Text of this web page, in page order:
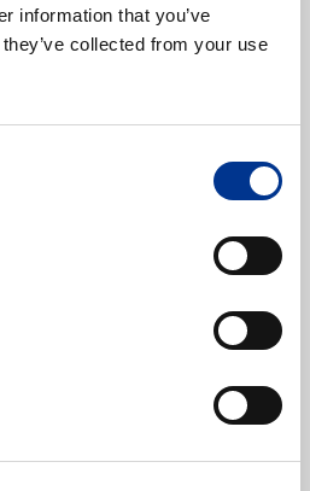
information that you’ve
collected from your use
HETI Raspo Joutsen
(alv 0%)